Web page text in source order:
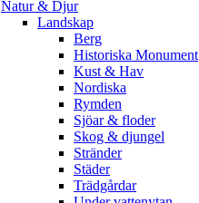
Natur & Djur
Landskap
Berg
Historiska Monument
Kust & Hav
Nordiska
Rymden
Sjöar & floder
Skog & djungel
Stränder
Städer
Trädgårdar